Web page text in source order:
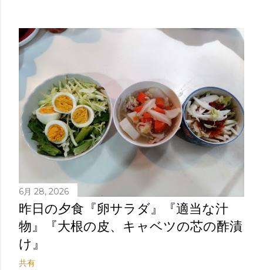
6月 28, 2026
昨日の夕食『卵サラダ』『適当な汁
物』『大根の皮、キャベツの芯の酢漬
け』
共有